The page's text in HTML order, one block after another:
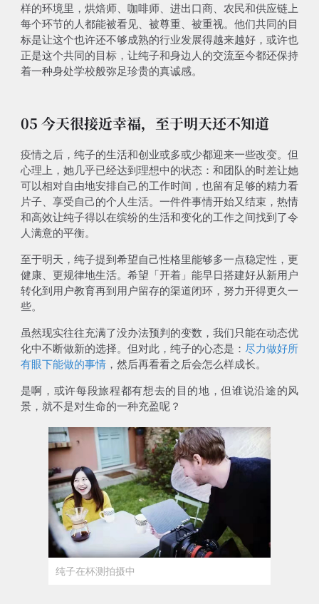
样的环境里，烘焙师、咖啡师、进出口商、农民和供应链上
每个环节的人都能被看见、被尊重、被重视。他们共同的目
标是让这个也许还不够成熟的行业发展得越来越好，或许也
正是这个共同的目标，让纯子和身边人的交流至今都还保持
着一种身处学校般弥足珍贵的真诚感。
05 今天很接近幸福，至于明天还不知道
疫情之后，纯子的生活和创业或多或少都迎来一些改变。但
心理上，她几乎已经达到理想中的状态：和团队的时差让她
可以相对自由地安排自己的工作时间，也留有足够的精力看
片子、享受自己的个人生活。一件件事情开始又结束，热情
和高效让纯子得以在缤纷的生活和变化的工作之间找到了令
人满意的平衡。
至于明天，纯子提到希望自己性格里能够多一点稳定性，更
健康、更规律地生活。希望「开着」能早日搭建好从新用户
转化到用户教育再到用户留存的渠道闭环，努力开得更久一
些。
虽然现实往往充满了没办法预判的变数，我们只能在动态优
化中不断做新的选择。但对此，纯子的心态是： 尽力做好所
有眼下能做的事情，然后再看看之后会怎么样成长。
是啊，或许每段旅程都有想去的目的地，但谁说沿途的风
景，就不是对生命的一种充盈呢？
纯子在杯测拍摄中